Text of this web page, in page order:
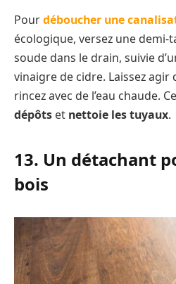
Pourdéboucher une
écologique, versez une demi-
soude dans le drain, suivie
vinaigre de cidre. Laissez
rincez avec de l’eau chaude.
dépôts et nettoie les tuyaux.
13. Un détachant
bois